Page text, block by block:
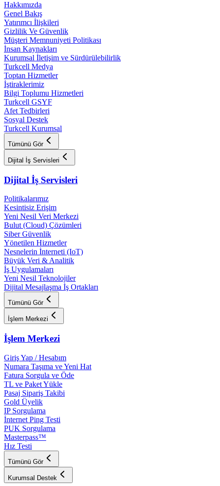
Hakkımızda
Genel Bakış
Yatırımcı İlişkileri
Gizlilik Ve Güvenlik
Müşteri Memnuniyeti Politikası
İnsan Kaynakları
Kurumsal İletişim ve Sürdürülebilirlik
Turkcell Medya
Toptan Hizmetler
İştiraklerimiz
Bilgi Toplumu Hizmetleri
Turkcell GSYF
Afet Tedbirleri
Sosyal Destek
Turkcell Kurumsal
Tümünü Gör
Dijital İş Servisleri
Dijital İş Servisleri
Politikalarımız
Kesintisiz Erişim
Yeni Nesil Veri Merkezi
Bulut (Cloud) Çözümleri
Siber Güvenlik
Yönetilen Hizmetler
Nesnelerin İnterneti (IoT)
Büyük Veri & Analitik
İş Uygulamaları
Yeni Nesil Teknolojiler
Dijital Mesajlaşma İş Ortakları
Tümünü Gör
İşlem Merkezi
İşlem Merkezi
Giriş Yap / Hesabım
Numara Taşıma ve Yeni Hat
Fatura Sorgula ve Öde
TL ve Paket Yükle
Pasaj Sipariş Takibi
Gold Üyelik
IP Sorgulama
İnternet Ping Testi
PUK Sorgulama
Masterpass™
Hız Testi
Tümünü Gör
Kurumsal Destek